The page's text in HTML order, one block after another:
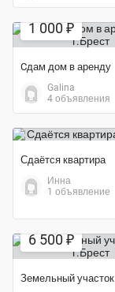
1 000 ₽
Cдам дом в аренду
Galina
4 объявления
Сдаётся квартира
Инна
1 объявление
6 500 ₽
Земельный участок